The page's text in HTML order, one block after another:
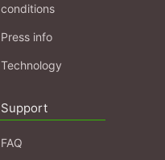
conditions
Press info
Technology
Support
FAQ